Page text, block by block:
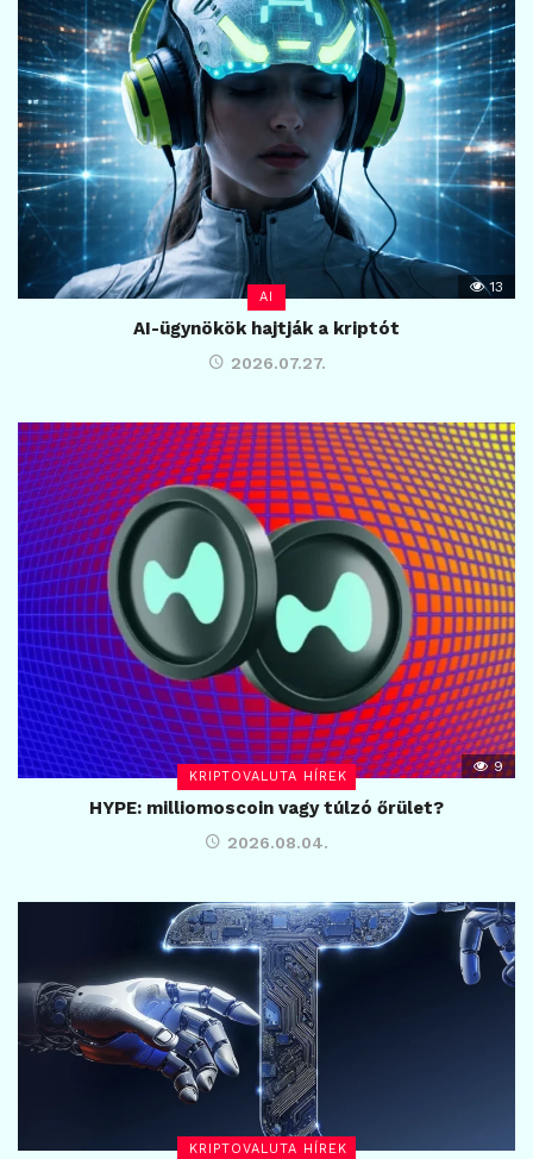
AI
13
AI-ügynökök hajtják a kriptót
2026.07.27.
KRIPTOVALUTA HÍREK
9
HYPE: milliomoscoin vagy túlzó őrület?
2026.08.04.
KRIPTOVALUTA HÍREK